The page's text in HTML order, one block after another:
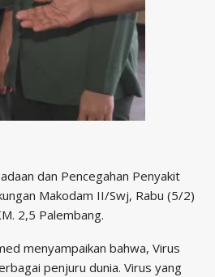
dan Pencegahan Penyakit
Makodam II/Swj, Rabu (5/2)
2,5 Palembang.
menyampaikan bahwa, Virus
penjuru dunia. Virus yang